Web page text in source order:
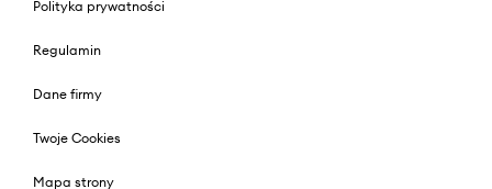
Polityka prywatności
Regulamin
Dane firmy
Twoje Cookies
Mapa strony